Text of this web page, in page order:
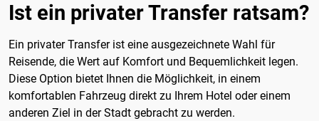
Ist ein privater Transfer ratsam?
Ein privater Transfer ist eine ausgezeichnete Wahl für
Reisende, die Wert auf Komfort und Bequemlichkeit legen.
Diese Option bietet Ihnen die Möglichkeit, in einem
komfortablen Fahrzeug direkt zu Ihrem Hotel oder einem
anderen Ziel in der Stadt gebracht zu werden.